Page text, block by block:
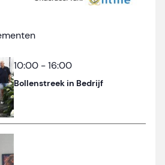
10:00 -16:00
Bollenstreek in Bedrijf